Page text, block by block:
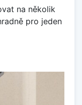
na několik
pro jeden